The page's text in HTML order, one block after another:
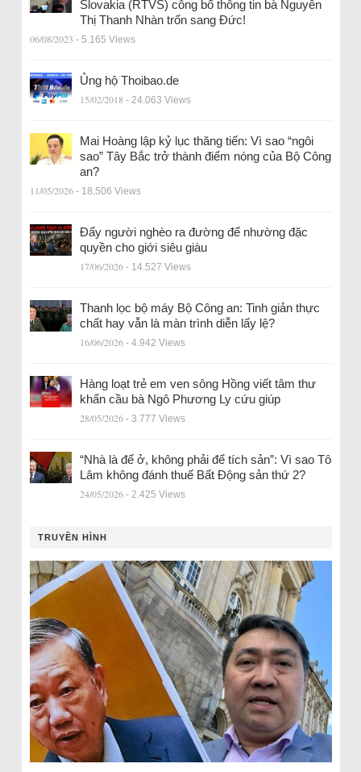
Slovakia (RTVS) công bố thông tin bà Nguyễn
Thị Thanh Nhàn trốn sang Đức!
06/08/2023 - 5.165 Views
Ủng hộ Thoibao.de
15/02/2018 - 24.063 Views
Mai Hoàng lập kỷ lục thăng tiến: Vì sao “ngôi
sao” Tây Bắc trở thành điểm nóng của Bộ Công
an?
11/05/2026 - 18.506 Views
Đẩy người nghèo ra đường để nhường đặc
quyền cho giới siêu giàu
17/06/2026 - 14.527 Views
Thanh lọc bộ máy Bộ Công an: Tinh giản thực
chất hay vẫn là màn trình diễn lấy lệ?
16/06/2026 - 4.942 Views
Hàng loạt trẻ em ven sông Hồng viết tâm thư
khẩn cầu bà Ngô Phương Ly cứu giúp
28/05/2026 - 3.777 Views
“Nhà là để ở, không phải để tích sản”: Vì sao Tô
Lâm không đánh thuế Bất Động sản thứ 2?
24/05/2026 - 2.425 Views
TRUYỀN HÌNH